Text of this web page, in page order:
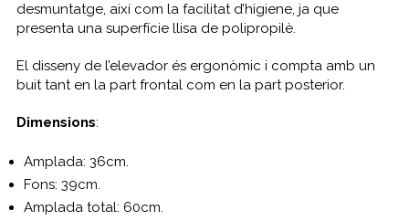
desmuntatge, així com la facilitat d’higiene, ja que
presenta una superfície llisa de polipropilè.
El disseny de l’elevador és ergonòmic i compta amb un
buit tant en la part frontal com en la part posterior.
Dimensions:
Amplada: 36cm.
Fons: 39cm.
Amplada total: 60cm.